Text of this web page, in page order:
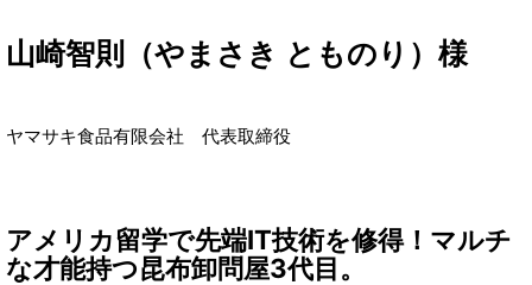
山崎智則（やまさき とものり）様
ヤマサキ食品有限会社 代表取締役
アメリカ留学で先端IT技術を修得！マルチ
な才能持つ昆布卸問屋3代目。